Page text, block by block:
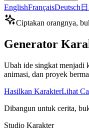
EnglishFrançaisDeutsch
Ciptakan orangnya,
Generator
Ubah ide singkat menjadi
animasi, dan proyek
Hasilkan KarakterLihat
Dibangun untuk cerita,
Studio Karakter